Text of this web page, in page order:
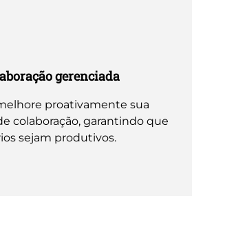
gerenciada
proativamente sua
colaboração, garantindo que
sejam produtivos.